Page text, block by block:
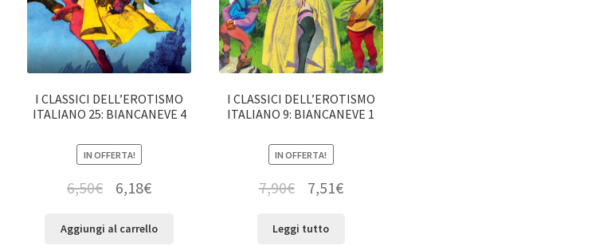
I CLASSICI DELL’EROTISMO
ITALIANO 25: BIANCANEVE 4
IN OFFERTA!
6,50€ 6,18€
Aggiungi al carrello
I CLASSICI DELL’EROTISMO
ITALIANO 9: BIANCANEVE 1
IN OFFERTA!
7,90€ 7,51€
Leggi tutto